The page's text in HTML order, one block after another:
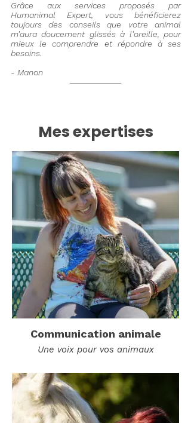
Grâce aux services proposés par
Humanimal Expert, vous bénéficierez
toujours des conseils que votre animal
m'aura doucement glissés à l'oreille, pour
mieux le comprendre et répondre à ses
besoins.
- Manon
Mes expertises
Communication animale
Une voix pour vos animaux